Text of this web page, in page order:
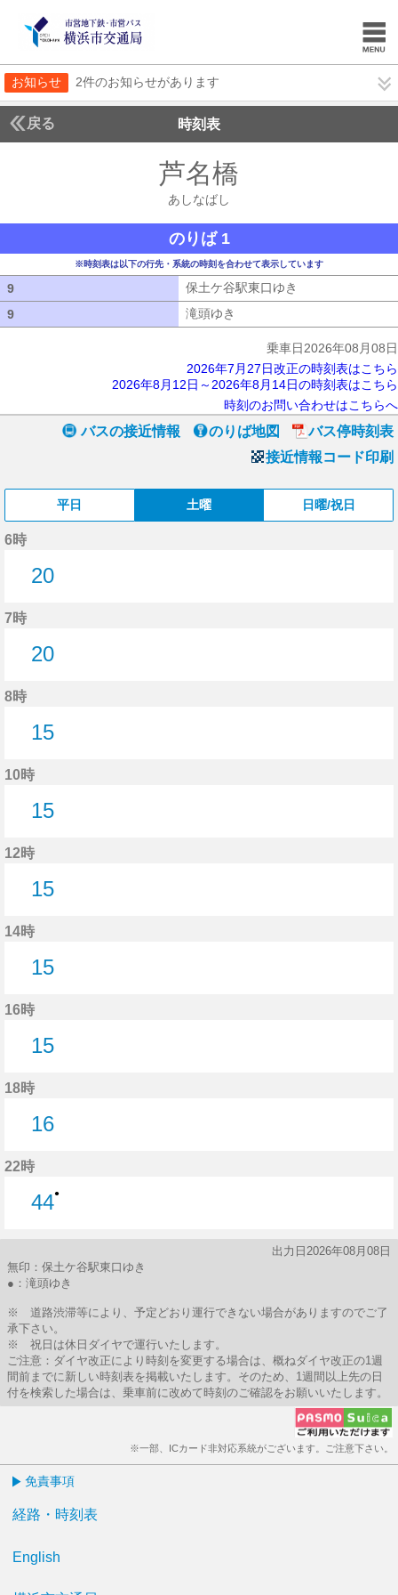
お知らせ 2件のお知らせがあります
戻る 時刻表
芦名橋
あしなばし
のりば 1
※時刻表は以下の行先・系統の時刻を合わせて表示しています
9 保土ケ谷駅東口ゆき
9
滝頭ゆき
乗車日2026年08月08日
2026年7月27日改正の時刻表はこちら
2026年8月12日～2026年8月14日の時刻表はこちら
時刻のお問い合わせはこちらへ
バスの接近情報 のりば地図
バス停時刻表
接近情報コード印刷
平日 土曜 日曜/祝日
6時
20
7時
20
8時
15
10時
15
12時
15
14時
15
16時
15
18時
16
22時
44●
出力日2026年08月08日
無印：保土ケ谷駅東口ゆき
●：滝頭ゆき
※ 道路渋滞等により、予定どおり運行できない場合がありますのでご了
承下さい。
※ 祝日は休日ダイヤで運行いたします。
ご注意：ダイヤ改正により時刻を変更する場合は、概ねダイヤ改正の1週
間前までに新しい時刻表を掲載いたします。そのため、1週間以上先の日
付を検索した場合は、乗車前に改めて時刻のご確認をお願いいたします。
※一部、ICカード非対応系統がございます。ご注意下さい。
免責事項
経路・時刻表
English